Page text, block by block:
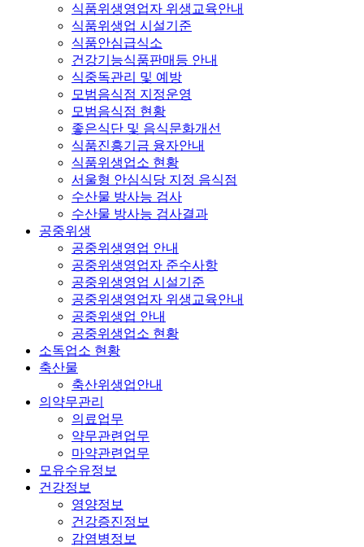
식품위생영업자 위생교육안내
식품위생업 시설기준
식품안심급식소
건강기능식품판매등 안내
식중독관리 및 예방
모범음식점 지정운영
모범음식점 현황
좋은식단 및 음식문화개선
식품진흥기금 융자안내
식품위생업소 현황
서울형 안심식당 지정 음식점
수산물 방사능 검사
수산물 방사능 검사결과
공중위생
공중위생영업 안내
공중위생영업자 준수사항
공중위생영업 시설기준
공중위생영업자 위생교육안내
공중위생업 안내
공중위생업소 현황
소독업소 현황
축산물
축산위생업안내
의약무관리
의료업무
약무관련업무
마약관련업무
모유수유정보
건강정보
영양정보
건강증진정보
감염병정보